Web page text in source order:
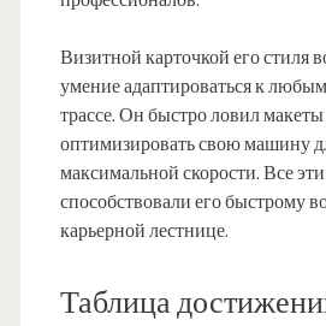
Визитной карточкой его стиля
умение адаптироваться к
трассе. Он быстро ловил
оптимизировать свою машину
максимальной скорости. Все эти
способствовали его быстрому
карьерной лестнице.
Таблица